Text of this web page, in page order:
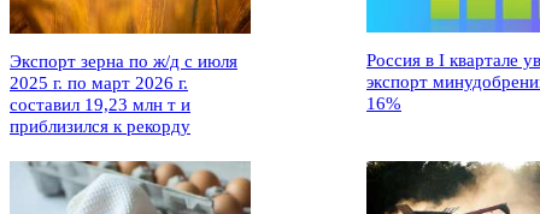
Экспорт зерна по ж/д с июля
2025 г. по март 2026 г.
составил 19,23 млн т и
приблизился к рекорду
Россия в I квартале
экспорт
16%